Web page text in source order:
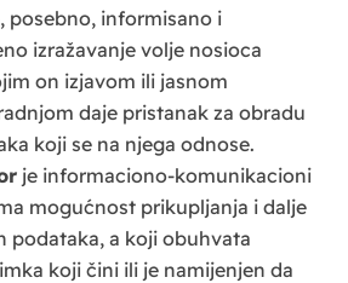
posebno, informisano i
izražavanje volje nosioca
on izjavom ili jasnom
daje pristanak za obradu
koji se na njega odnose.
je informaciono-komunikacioni
mogućnost prikupljanja i dalje
podataka, a koji obuhvata
koji čini ili je namijenjen da